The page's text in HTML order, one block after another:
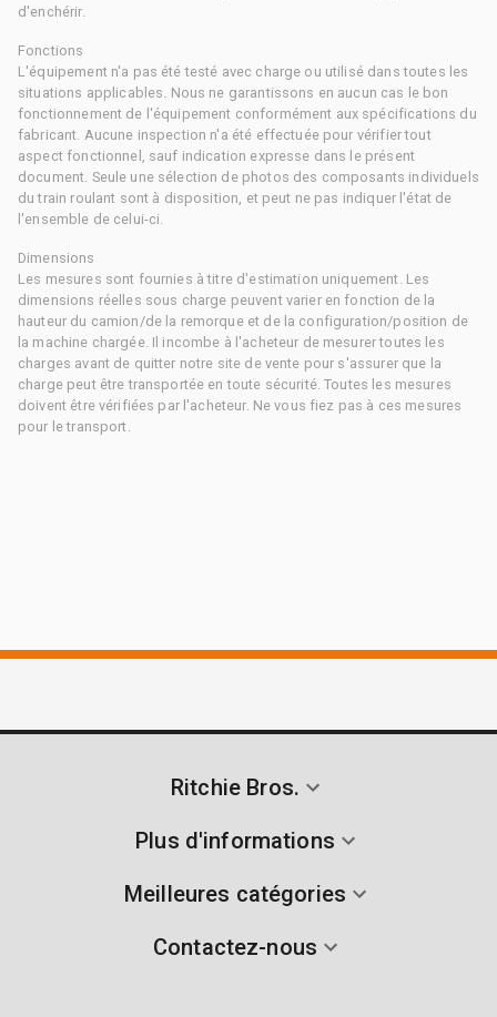
d'enchérir.
Fonctions
L'équipement n'a pas été testé avec charge ou utilisé dans toutes les
situations applicables. Nous ne garantissons en aucun cas le bon
fonctionnement de l'équipement conformément aux spécifications du
fabricant. Aucune inspection n'a été effectuée pour vérifier tout
aspect fonctionnel, sauf indication expresse dans le présent
document. Seule une sélection de photos des composants individuels
du train roulant sont à disposition, et peut ne pas indiquer l'état de
l'ensemble de celui-ci.
Dimensions
Les mesures sont fournies à titre d'estimation uniquement. Les
dimensions réelles sous charge peuvent varier en fonction de la
hauteur du camion/de la remorque et de la configuration/position de
la machine chargée. Il incombe à l'acheteur de mesurer toutes les
charges avant de quitter notre site de vente pour s'assurer que la
charge peut être transportée en toute sécurité. Toutes les mesures
doivent être vérifiées par l'acheteur. Ne vous fiez pas à ces mesures
pour le transport.
Ritchie Bros.
Plus d'informations
Meilleures catégories
Contactez-nous